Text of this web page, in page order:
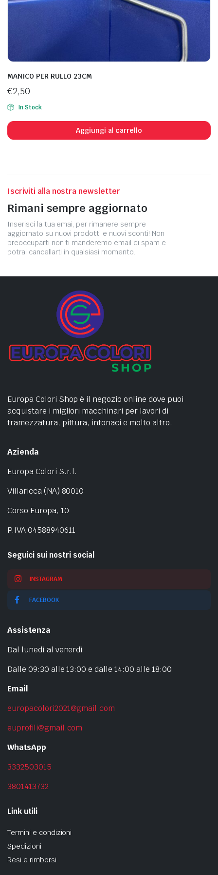
MANICO PER RULLO 23CM
€2,50
In Stock
Aggiungi al carrello
Iscriviti alla nostra newsletter
Rimani sempre aggiornato
Inserisci la tua emai, per rimanere sempre
aggiornato su nuovi prodotti e nuovi sconti! Non
preoccuparti non ti manderemo email di spam e
potrai cancellarti in qualsiasi momento.
Europa Colori Shop è il negozio online dove puoi
acquistare i migliori macchinari per lavori di
tramezzatura, pittura, intonaci e molto altro.
Azienda
Europa Colori S.r.l.
Villaricca (NA) 80010
Corso Europa, 10
P.IVA 04588940611
Seguici sui nostri social
INSTAGRAM
FACEBOOK
Assistenza
Dal lunedì al venerdì
Dalle 09:30 alle 13:00 e dalle 14:00 alle 18:00
Email
europacolori2021@gmail.com
euprofili@gmail.com
WhatsApp
3332503015
3801413732
Link utili
Termini e condizioni
Spedizioni
Resi e rimborsi